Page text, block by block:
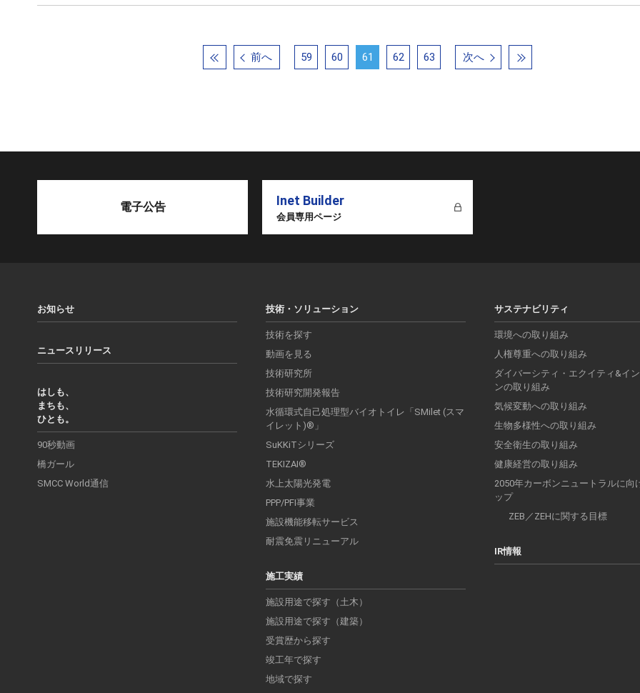
前へ 59 60 61 62 63 次へ
電子公告 Inet Builder
会員専用ページ
お知らせ
ニュースリリース
はしも、
まちも、
ひとも。
90秒動画
橋ガール
SMCC World通信
技術・ソリューション
技術を探す
動画を見る
技術研究所
技術研究開発報告
水循環式自己処理型バイオトイレ「SMilet (スマ
イレット)®」
SuKKiTシリーズ
TEKIZAI®
水上太陽光発電
PPP/PFI事業
施設機能移転サービス
耐震免震リニューアル
施工実績
施設用途で探す（土木）
施設用途で探す（建築）
受賞歴から探す
竣工年で探す
地域で探す
サステナビリティ
環境への取り組み
人権尊重への取り組み
ダイバーシティ・エクイティ&イ
ンの取り組み
気候変動への取り組み
生物多様性への取り組み
安全衛生の取り組み
健康経営の取り組み
2050年カーボンニュートラルに向
ップ
ZEB／ZEHに関する目標
IR情報